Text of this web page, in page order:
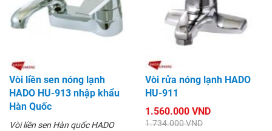
Vòi liền sen nóng lạnh
HADO HU-913 nhập khẩu
Hàn Quốc
Vòi liền sen Hàn quốc HADO
Vòi rửa nóng lạnh HADO
HU-911
1.560.000 VND
1.734.000 VND